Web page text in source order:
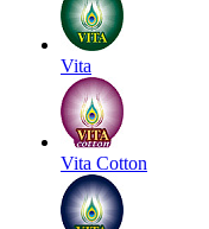
Vita
Vita Cotton